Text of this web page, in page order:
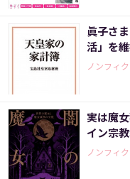
眞子さ
活」を
ノンフィ
実は魔
イン宗
ノンフィ